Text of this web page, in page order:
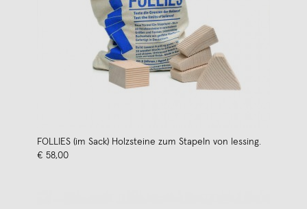
FOLLIES (im Sack) Holzsteine zum Stapeln von lessing.
€ 58,00